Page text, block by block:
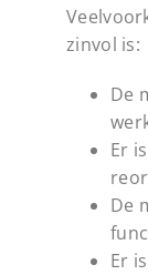
zinvol is:
De
Er
De
Er